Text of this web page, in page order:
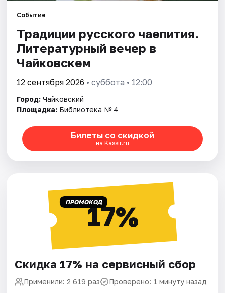
Событие
Традиции русского чаепития.
Литературный вечер в
Чайковскем
12 сентября 2026 • суббота • 12:00
Город: Чайковский
Площадка: Библиотека № 4
Билеты со скидкой
на Kassir.ru
ПРОМОКОД17%
Скидка 17% на сервисный сбор
Применили: 2 619 раз Проверено: 1 минуту назад